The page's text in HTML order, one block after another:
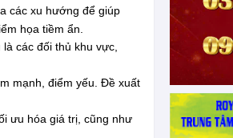
các xu hướng để giúp
họa tiềm ẩn.
các đối thủ khu vực,
mạnh, điểm yếu. Đề xuất
ưu hóa giá trị, cũng như